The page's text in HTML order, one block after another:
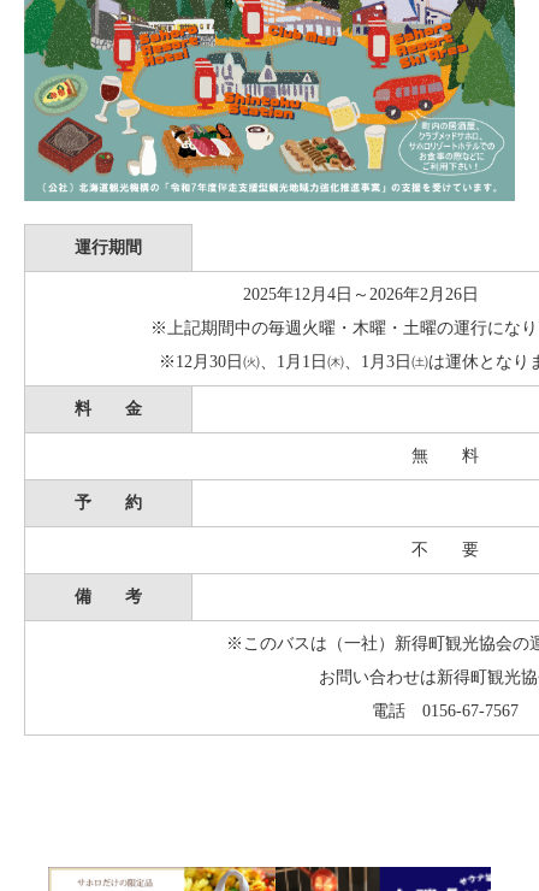
運行期間
2025年12月4日～2026年2月26日
※上記期間中の毎週火曜・木曜・土曜の運行にな
※12月30日㈫、1月1日㈭、1月3日㈯は運休となり
料 金
無 料
予 約
不 要
備 考
※このバスは（一社）新得町観光協会の
お問い合わせは新得町観光
電話 0156-67-7567